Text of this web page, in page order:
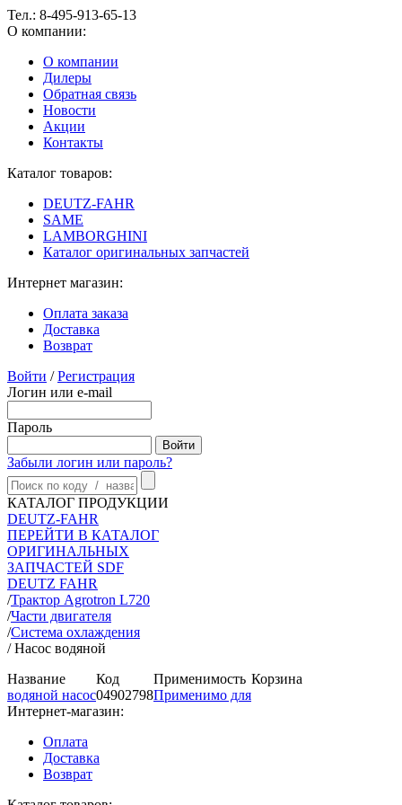
Тел.: 8-495-913-65-13
О компании:
О компании
Дилеры
Обратная связь
Новости
Акции
Контакты
Каталог товаров:
DEUTZ-FAHR
SAME
LAMBORGHINI
Каталог оригинальных запчастей
Интернет магазин:
Оплата заказа
Доставка
Возврат
Войти / Регистрация
Логин или e-mail
Пароль
Забыли логин или пароль?
КАТАЛОГ ПРОДУКЦИИ
DEUTZ-FAHR
ПЕРЕЙТИ В КАТАЛОГ
ОРИГИНАЛЬНЫХ
ЗАПЧАСТЕЙ SDF
DEUTZ FAHR
/Трактор Agrotron L720
/Части двигателя
/Система охлаждения
/ Насос водяной
Название
Код Применимость Корзина
водяной насос04902798Применимо для
Интернет-магазин:
Оплата
Доставка
Возврат